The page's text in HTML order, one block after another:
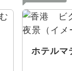
ホテルマ